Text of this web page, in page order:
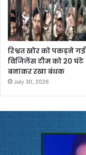
रिश्वत खोर को पकड़ने गई
विजिलेंस टीम को 20 घंटे
बनाकर रखा बंधक
July 30, 2026